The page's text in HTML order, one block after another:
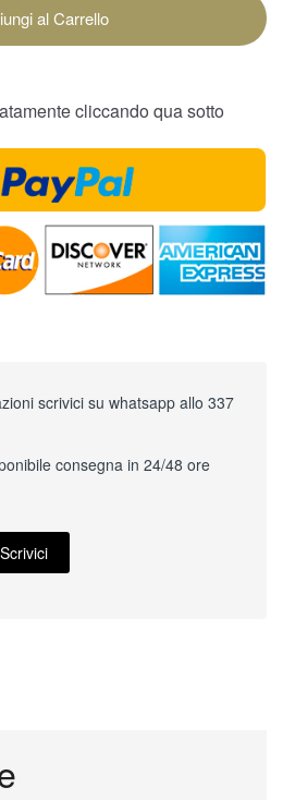
al Carrello
cliccando qua sotto
scrivici su whatsapp allo 337
consegna in 24/48 ore